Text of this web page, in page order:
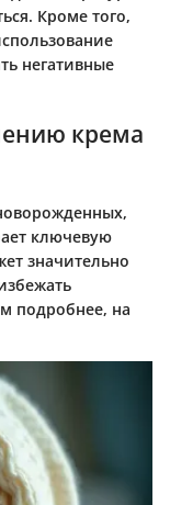
Кроме того,
негативные
крема
ключевую
значительно
подробнее, на